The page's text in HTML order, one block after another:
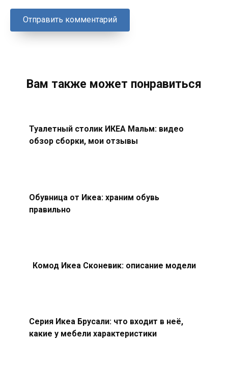
Вам также может понравиться
Туалетный столик ИКЕА Мальм: видео
обзор сборки, мои отзывы
Обувница от Икеа: храним обувь
правильно
Комод Икеа Сконевик: описание модели
Серия Икеа Брусали: что входит в неё,
какие у мебели характеристики